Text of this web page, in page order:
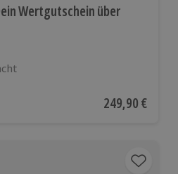
Wertgutschein über
Aktueller Preis
249,90 €